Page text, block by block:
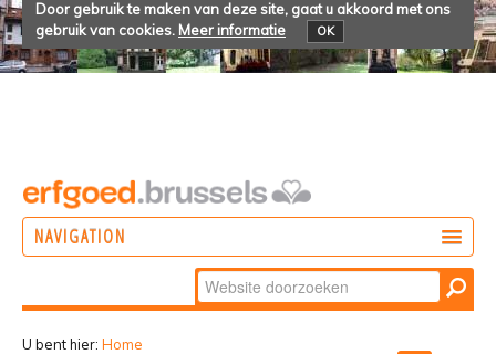
Door gebruik te maken van deze site, gaat u akkoord met ons
gebruik van cookies. Meer informatie OK
NAVIGATION
Zoek
Geavanceerd
U bent hier: Home